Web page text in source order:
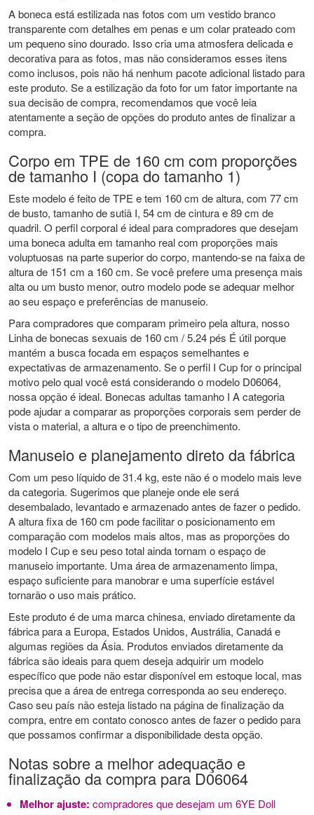
A boneca está estilizada nas fotos com um vestido branco
transparente com detalhes em penas e um colar prateado com
um pequeno sino dourado. Isso cria uma atmosfera delicada e
decorativa para as fotos, mas não consideramos esses itens
como inclusos, pois não há nenhum pacote adicional listado para
este produto. Se a estilização da foto for um fator importante na
sua decisão de compra, recomendamos que você leia
atentamente a seção de opções do produto antes de finalizar a
compra.
Corpo em TPE de 160 cm com proporções
de tamanho I (copa do tamanho 1)
Este modelo é feito de TPE e tem 160 cm de altura, com 77 cm
de busto, tamanho de sutiã I, 54 cm de cintura e 89 cm de
quadril. O perfil corporal é ideal para compradores que desejam
uma boneca adulta em tamanho real com proporções mais
voluptuosas na parte superior do corpo, mantendo-se na faixa de
altura de 151 cm a 160 cm. Se você prefere uma presença mais
alta ou um busto menor, outro modelo pode se adequar melhor
ao seu espaço e preferências de manuseio.
Para compradores que comparam primeiro pela altura, nosso
Linha de bonecas sexuais de 160 cm / 5.24 pés É útil porque
mantém a busca focada em espaços semelhantes e
expectativas de armazenamento. Se o perfil I Cup for o principal
motivo pelo qual você está considerando o modelo D06064,
nossa opção é ideal. Bonecas adultas tamanho I A categoria
pode ajudar a comparar as proporções corporais sem perder de
vista o material, a altura e o tipo de preenchimento.
Manuseio e planejamento direto da fábrica
Com um peso líquido de 31.4 kg, este não é o modelo mais leve
da categoria. Sugerimos que planeje onde ele será
desembalado, levantado e armazenado antes de fazer o pedido.
A altura fixa de 160 cm pode facilitar o posicionamento em
comparação com modelos mais altos, mas as proporções do
modelo I Cup e seu peso total ainda tornam o espaço de
manuseio importante. Uma área de armazenamento limpa,
espaço suficiente para manobrar e uma superfície estável
tornarão o uso mais prático.
Este produto é de uma marca chinesa, enviado diretamente da
fábrica para a Europa, Estados Unidos, Austrália, Canadá e
algumas regiões da Ásia. Produtos enviados diretamente da
fábrica são ideais para quem deseja adquirir um modelo
específico que pode não estar disponível em estoque local, mas
precisa que a área de entrega corresponda ao seu endereço.
Caso seu país não esteja listado na página de finalização da
compra, entre em contato conosco antes de fazer o pedido para
que possamos confirmar a disponibilidade desta opção.
Notas sobre a melhor adequação e
finalização da compra para D06064
Melhor ajuste: compradores que desejam um 6YE Doll